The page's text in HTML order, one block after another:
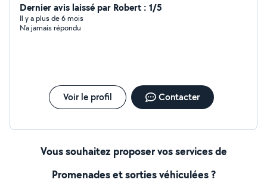
Dernier avis laissé par Robert : 1/5
Il y a plus de 6 mois
N'a jamais répondu
Voir le profil Contacter
Vous souhaitez proposer vos services de
Promenades et sorties véhiculées ?